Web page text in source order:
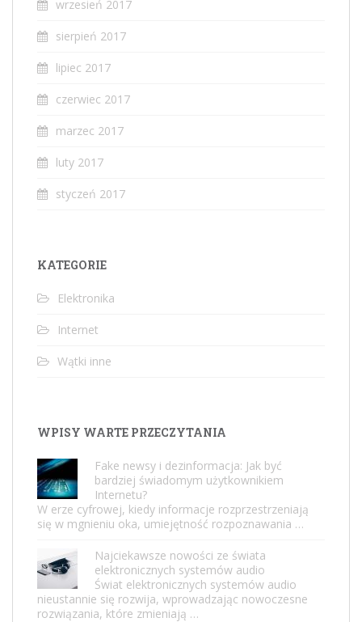
wrzesień 2017
sierpień 2017
lipiec 2017
czerwiec 2017
marzec 2017
luty 2017
styczeń 2017
KATEGORIE
Elektronika
Internet
Wątki inne
WPISY WARTE PRZECZYTANIA
Fake newsy i dezinformacja: Jak być
bardziej świadomym użytkownikiem
Internetu?
W erze cyfrowej, kiedy informacje rozprzestrzeniają
się w mgnieniu oka, umiejętność rozpoznawania …
Najciekawsze nowości ze świata
elektronicznych systemów audio
Świat elektronicznych systemów audio
nieustannie się rozwija, wprowadzając nowoczesne
rozwiązania, które zmieniają …